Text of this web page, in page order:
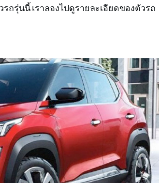
ถรุ่นนี้ เราลองไปดูรายละเอียดของตัวรถ